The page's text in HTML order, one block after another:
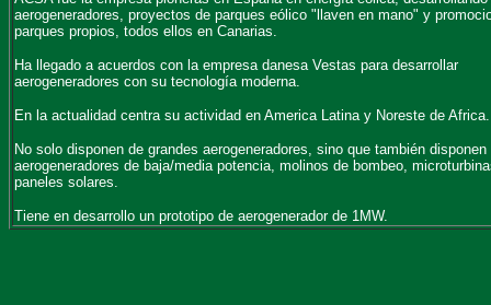
aerogeneradores, proyectos de parques eólico "llaven en mano" y
parques propios, todos ellos en Canarias.
Ha llegado a acuerdos con la empresa danesa Vestas para desarrollar
aerogeneradores con su tecnología moderna.
En la actualidad centra su actividad en America Latina y Noreste de Africa.
No solo disponen de grandes aerogeneradores, sino que también disponen
aerogeneradores de baja/media potencia, molinos de bombeo,
paneles solares.
Tiene en desarrollo un prototipo de aerogenerador de 1MW.